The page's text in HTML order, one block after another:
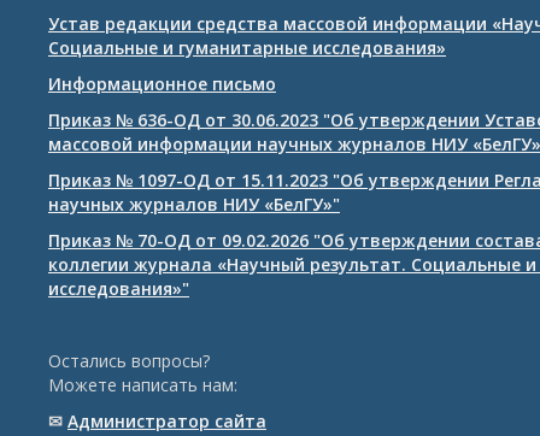
Устав редакции средства массовой информации
Социальные и гуманитарные исследования»
Информационное письмо
Приказ № 636-ОД от 30.06.2023 "Об утверждении
массовой информации научных журналов НИУ «БелГУ»
Приказ № 1097-ОД от 15.11.2023 "Об утверждении
научных журналов НИУ «БелГУ»"
Приказ № 70-ОД от 09.02.2026 "Об утверждении
коллегии журнала «Научный результат. Социальные
исследования»"
Остались вопросы?
Можете написать нам:
✉ Администратор сайта